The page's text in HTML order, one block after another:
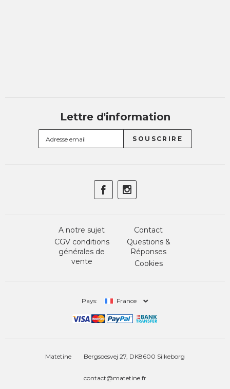
Lettre d'information
A notre sujet
CGV conditions
générales de
vente
Contact
Questions &
Réponses
Cookies
Pays: France
Matetine Bergsoesvej 27, DK8600 Silkeborg
contact@matetine.fr